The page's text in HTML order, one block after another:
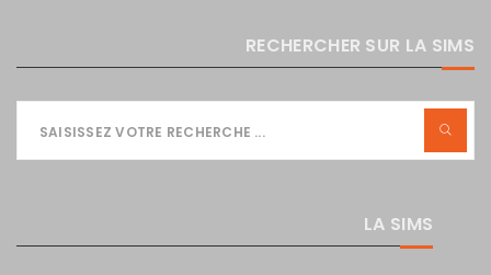
RECHERCHER SUR LA SIMS
LA SIMS